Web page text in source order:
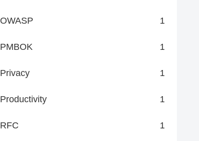
OWASP 1
PMBOK 1
Privacy 1
Productivity 1
RFC 1